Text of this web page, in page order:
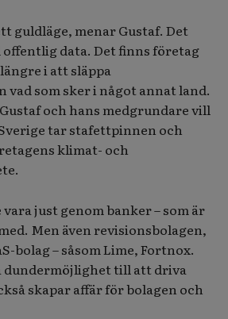
guldläge, menar Gustaf. Det
offentlig data. Det finns företag
i att släppa
vad som sker i något annat land.
och hans medgrundare vill
tar stafettpinnen och
klimat- och
just genom banker – som är
Men även revisionsbolagen,
bolag – såsom Lime, Fortnox.
dundermöjlighet till att driva
skapar affär för bolagen och